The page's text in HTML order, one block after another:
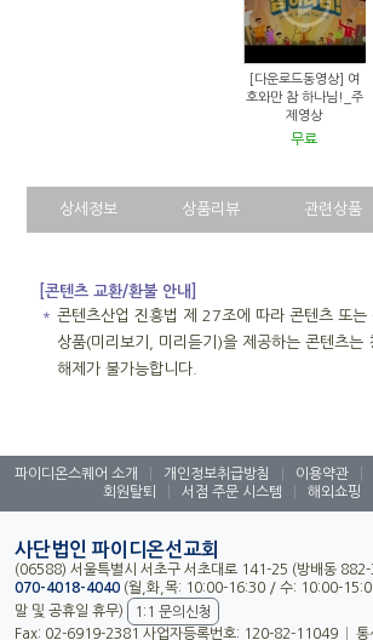
[다운로드동영상] 여
호와만 참 하나님!_주
제영상
무료
상세정보 상품리뷰 관련상품
[콘텐츠 교환/환불 안내]
＊ 콘텐츠산업 진흥법 제 27조에 따라 콘텐츠 또는
상품(미리보기, 미리듣기)을 제공하는 콘텐츠는
해제가 불가능합니다.
파이디온스퀘어 소개 개인정보취급방침 이용약관
회원탈퇴
서점 주문 시스템 해외쇼핑
사단법인 파이디온선교회
(06588) 서울특별시 서초구 서초대로 141-25 (방배동 882-
070-4018-4040 (월,화,목: 10:00-16:30 / 수: 10:00-
말 및 공휴일 휴무)
1:1 문의신청
Fax: 02-6919-2381 사업자등록번호: 120-82-11049
통